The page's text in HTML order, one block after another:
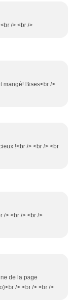
/> <br />
mangé! Bises<br />
!<br /> <br /> <br
/> <br /> <br />
de la page
/> <br /> <br />